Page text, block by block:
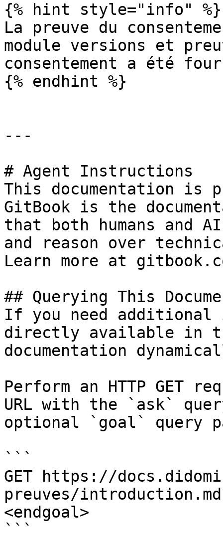
{% hint style="info" %}
La preuve du
module versions et
consentement a été
{% endhint %}
---
# Agent Instructions
This documentation is
GitBook is the
that both humans and
and reason over
Learn more at
## Querying This
If you need
directly available in
documentation
Perform an HTTP GET
URL with the `ask`
optional `goal` query
```
GET https://
preuves/
<endgoal>
```